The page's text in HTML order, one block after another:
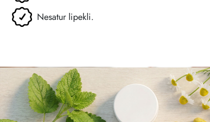
Nesatur lipekli.